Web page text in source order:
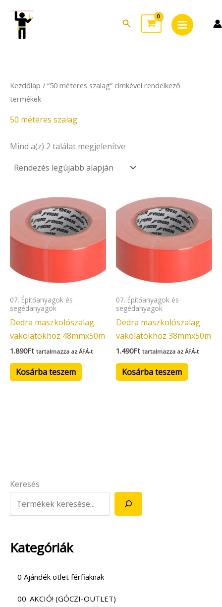
content
Search
Menu
Keresés
Kategóriák
0 Ajándék ötlet férfiaknak
00. AKCIÓ! (GÓCZI-OUTLET)
Kezdőlap / “50 méteres szalag” címkével rendelkező
termékek
50 méteres szalag
Mind a(z) 2 találat megjelenítve
latest
07. Építőanyagok és
segédanyagok
Dedra maszkolószalag
vakolatokhoz 48mmx50m
1.890Ft tartalmazza az ÁFÁ-t
Kosárba teszem
07. Építőanyagok és
segédanyagok
Dedra maszkolószalag
vakolatokhoz 38mmx50m
1.490Ft tartalmazza az ÁFÁ-t
Kosárba teszem